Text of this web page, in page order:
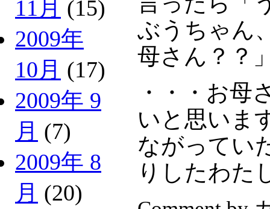
11月 (15)
2009年
10月 (17)
2009年 9
月 (7)
2009年 8
月 (20)
ぶうちゃん
母さん？？
・・・お母
いと思いま
ながってい
りしたわた